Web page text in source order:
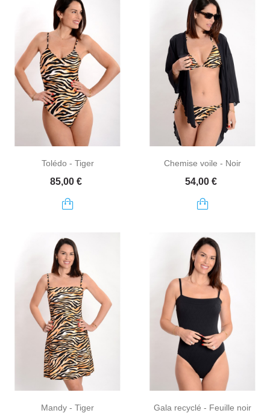
Tolédo - Tiger
Prix
85,00 €
Chemise voile - Noir
Prix
54,00 €
Mandy - Tiger Gala recyclé - Feuille noir